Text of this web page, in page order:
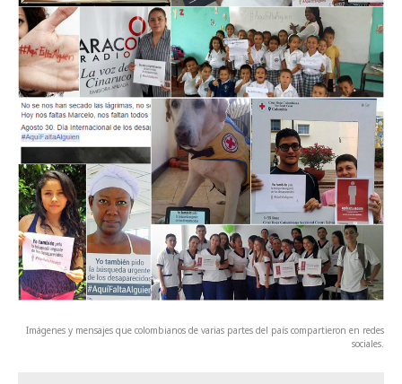
Imágenes y mensajes que colombianos de varias partes del país compartieron en redes
sociales.